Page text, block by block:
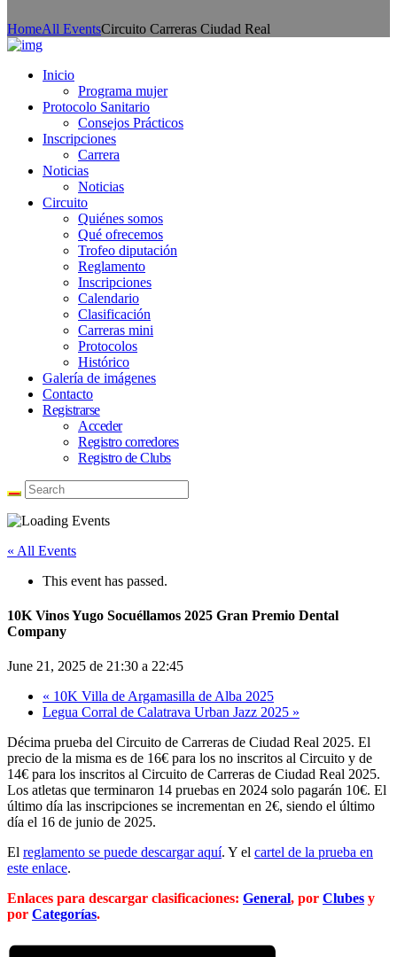
HomeAll EventsCircuito Carreras Ciudad Real
Inicio
Programa mujer
Protocolo Sanitario
Consejos Prácticos
Inscripciones
Carrera
Noticias
Noticias
Circuito
Quiénes somos
Qué ofrecemos
Trofeo diputación
Reglamento
Inscripciones
Calendario
Clasificación
Carreras mini
Protocolos
Histórico
Galería de imágenes
Contacto
Registrarse
Acceder
Registro corredores
Registro de Clubs
« All Events
This event has passed.
10K Vinos Yugo Socuéllamos 2025 Gran Premio Dental
Company
June 21, 2025 de 21:30 a 22:45
« 10K Villa de Argamasilla de Alba 2025
Legua Corral de Calatrava Urban Jazz 2025 »
Décima prueba del Circuito de Carreras de Ciudad Real 2025. El
precio de la misma es de 16€ para los no inscritos al Circuito y de
14€ para los inscritos al Circuito de Carreras de Ciudad Real 2025.
Los atletas que terminaron 14 pruebas en 2024 solo pagarán 10€. El
último día las inscripciones se incrementan en 2€, siendo el último
día el 16 de junio de 2025.
El reglamento se puede descargar aquí. Y el cartel de la prueba en
este enlace.
Enlaces para descargar clasificaciones: General, por Clubes y
por Categorías.